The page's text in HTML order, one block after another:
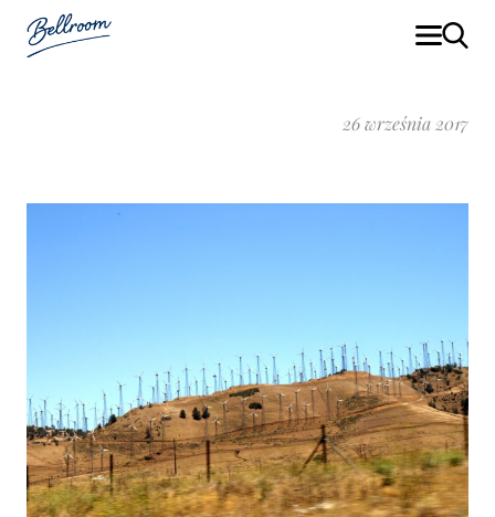
26 września 2017